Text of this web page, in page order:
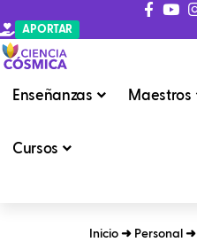
APORTAR
Enseñanzas Maestros
Cursos
Inicio➜ Personal ➜